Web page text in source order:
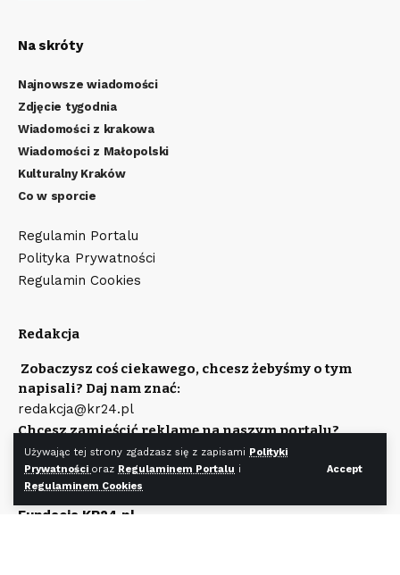
Używając tej strony zgadzasz się z zapisami Polityki
Prywatności oraz Regulaminem Portalu i
Regulaminem Cookies
Accept
Na skróty
Najnowsze wiadomości
Zdjęcie tygodnia
Wiadomości z krakowa
Wiadomości z Małopolski
Kulturalny Kraków
Co w sporcie
Regulamin Portalu
Polityka Prywatności
Regulamin Cookies
Redakcja
Zobaczysz coś ciekawego, chcesz żebyśmy o tym
napisali? Daj nam znać:
redakcja@kr24.pl
Chcesz zamieścić reklamę na naszym portalu?
Napisz:
reklama@kr24.pl
Wydawcą portalu jest
Fundacja KR24.pl